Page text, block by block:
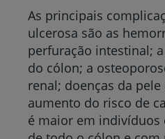
As principais
ulcerosa são as
perfuração intestinal;
do cólon; a
renal; doenças da
aumento do risco de
é maior em